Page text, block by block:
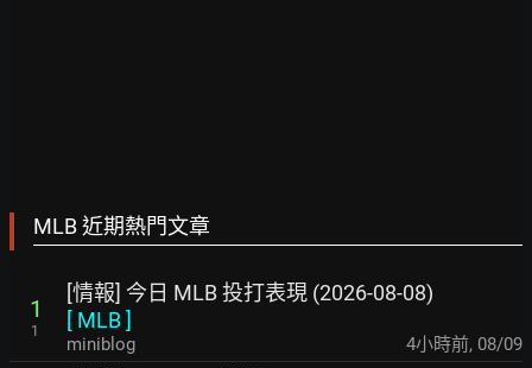
MLB 近期熱門文章
1
1
[情報] 今日 MLB 投打表現 (2026-08-08)
[ MLB]
miniblog 4小時前, 08/09